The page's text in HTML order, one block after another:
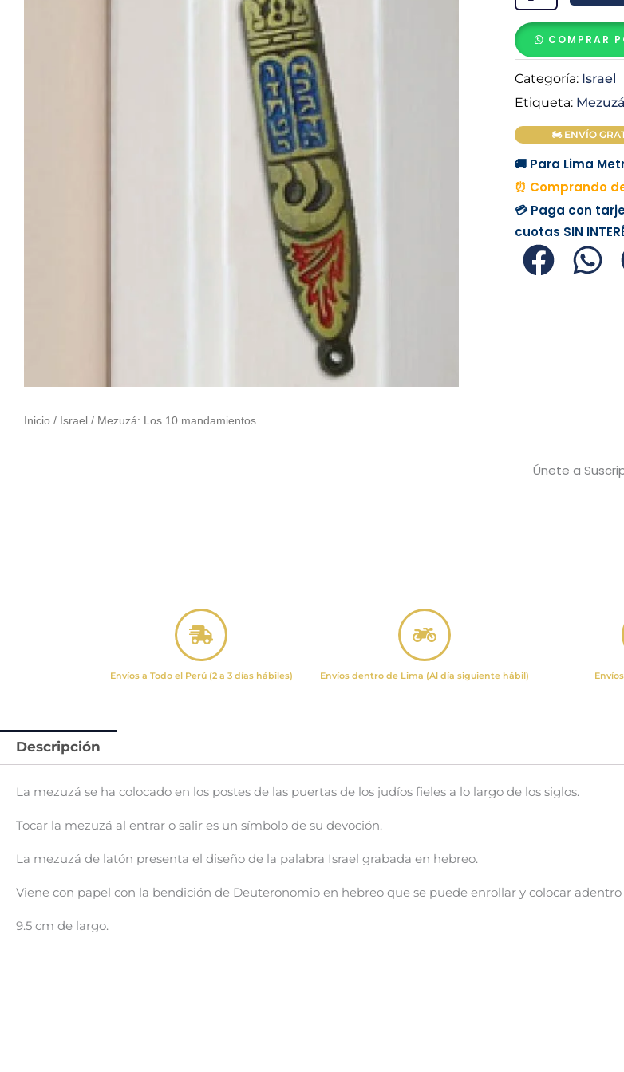
Inicio / Israel / Mezuzá: Los 10 mandamientos
mandamientos
cantidadCOMPRAR
Categoría: Israel
Etiqueta: Mezuzá
🏍 ENVÍO
🚚 Para Lima
⏰ Comprando
💳 Paga con
cuotas SIN
Únete a
Envíos a Todo el Perú (2 a 3 días hábiles) Envíos dentro de Lima (Al día siguiente hábil)
Descripción
La mezuzá se ha colocado en los postes de las puertas de los judíos fieles a lo largo de los siglos.
Tocar la mezuzá al entrar o salir es un símbolo de su devoción.
La mezuzá de latón presenta el diseño de la palabra Israel grabada en hebreo.
Viene con papel con la bendición de Deuteronomio en hebreo que se puede enrollar y colocar
9.5 cm de largo.